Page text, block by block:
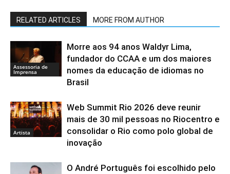
RELATED ARTICLES MORE FROM AUTHOR
Assessoria de
Imprensa
Morre aos 94 anos Waldyr Lima,
fundador do CCAA e um dos maiores
nomes da educação de idiomas no
Brasil
Artista
Web Summit Rio 2026 deve reunir
mais de 30 mil pessoas no Riocentro e
consolidar o Rio como polo global de
inovação
O André Português foi escolhido pelo